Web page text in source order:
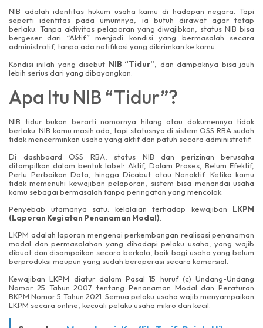
NIB adalah identitas hukum usaha kamu di hadapan negara. Tapi
seperti identitas pada umumnya, ia butuh dirawat agar tetap
berlaku. Tanpa aktivitas pelaporan yang diwajibkan, status NIB bisa
bergeser dari “Aktif” menjadi kondisi yang bermasalah secara
administratif, tanpa ada notifikasi yang dikirimkan ke kamu.
Kondisi inilah yang disebut NIB “Tidur” , dan dampaknya bisa jauh
lebih serius dari yang dibayangkan.
Apa Itu NIB “Tidur”?
NIB tidur bukan berarti nomornya hilang atau dokumennya tidak
berlaku. NIB kamu masih ada, tapi statusnya di sistem OSS RBA sudah
tidak mencerminkan usaha yang aktif dan patuh secara administratif.
Di dashboard OSS RBA, status NIB dan perizinan berusaha
ditampilkan dalam bentuk label: Aktif, Dalam Proses, Belum Efektif,
Perlu Perbaikan Data, hingga Dicabut atau Nonaktif. Ketika kamu
tidak memenuhi kewajiban pelaporan, sistem bisa menandai usaha
kamu sebagai bermasalah tanpa peringatan yang mencolok.
Penyebab utamanya satu: kelalaian terhadap kewajiban LKPM
(Laporan Kegiatan Penanaman Modal)
LKPM adalah laporan mengenai perkembangan realisasi penanaman
modal dan permasalahan yang dihadapi pelaku usaha, yang wajib
dibuat dan disampaikan secara berkala, baik bagi usaha yang belum
berproduksi maupun yang sudah beroperasi secara komersial.
Kewajiban LKPM diatur dalam Pasal 15 huruf (c) Undang-Undang
Nomor 25 Tahun 2007 tentang Penanaman Modal dan Peraturan
BKPM Nomor 5 Tahun 2021. Semua pelaku usaha wajib menyampaikan
LKPM secara online, kecuali pelaku usaha mikro dan kecil.